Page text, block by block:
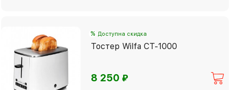
% Доступна скидка
Тостер Wilfa CT-1000
8 250⃏